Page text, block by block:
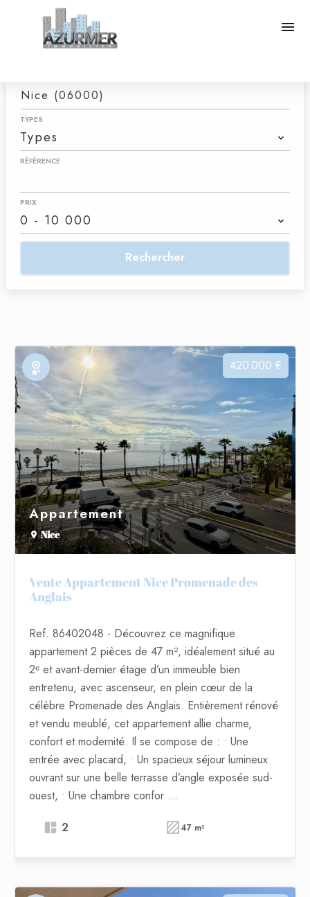
Catégorie
Nice (06000)
TYPES
Types
RÉFÉRENCE
PRIX
0 - 10 000
Rechercher
Exclusivité
Appartement
Nice
Vente Appartement Nice Promenade des
Anglais
Ref. 86402048 - Découvrez ce magnifique
appartement 2 pièces de 47 m², idéalement situé au
2ᵉ et avant-dernier étage d’un immeuble bien
entretenu, avec ascenseur, en plein cœur de la
célèbre Promenade des Anglais. Entièrement rénové
et vendu meublé, cet appartement allie charme,
confort et modernité. Il se compose de : • Une
entrée avec placard, • Un spacieux séjour lumineux
ouvrant sur une belle terrasse d’angle exposée sud-
ouest, • Une chambre confor ...
2
47 m²
420 000 €